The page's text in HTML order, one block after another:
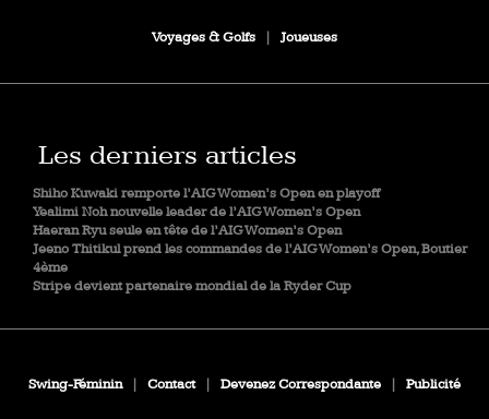
Voyages & Golfs Joueuses
Les derniers articles
Shiho Kuwaki remporte l’AIG Women’s Open en playoff
Yealimi Noh nouvelle leader de l’AIG Women’s Open
Haeran Ryu seule en tête de l’AIG Women’s Open
Jeeno Thitikul prend les commandes de l’AIG Women’s Open, Boutier
4ème
Stripe devient partenaire mondial de la Ryder Cup
Swing-Féminin Contact Devenez Correspondante Publicité